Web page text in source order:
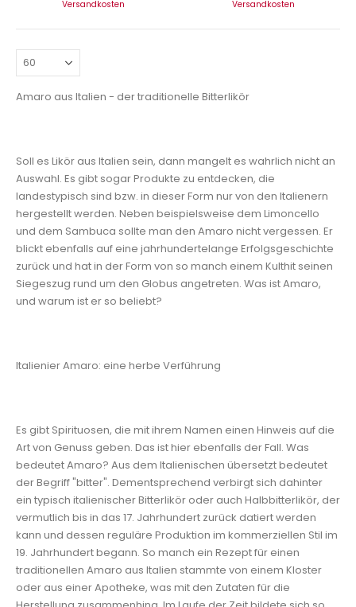
Versandkosten
Versandkosten
Amaro aus Italien - der traditionelle Bitterlikör
Soll es Likör aus Italien sein, dann mangelt es wahrlich nicht an
Auswahl. Es gibt sogar Produkte zu entdecken, die
landestypisch sind bzw. in dieser Form nur von den Italienern
hergestellt werden. Neben beispielsweise dem Limoncello
und dem Sambuca sollte man den Amaro nicht vergessen. Er
blickt ebenfalls auf eine jahrhundertelange Erfolgsgeschichte
zurück und hat in der Form von so manch einem Kulthit seinen
Siegeszug rund um den Globus angetreten. Was ist Amaro,
und warum ist er so beliebt?
Italienier Amaro: eine herbe Verführung
Es gibt Spirituosen, die mit ihrem Namen einen Hinweis auf die
Art von Genuss geben. Das ist hier ebenfalls der Fall. Was
bedeutet Amaro? Aus dem Italienischen übersetzt bedeutet
der Begriff "bitter". Dementsprechend verbirgt sich dahinter
ein typisch italienischer Bitterlikör oder auch Halbbitterlikör, der
vermutlich bis in das 17. Jahrhundert zurück datiert werden
kann und dessen reguläre Produktion im kommerziellen Stil im
19. Jahrhundert begann. So manch ein Rezept für einen
traditionellen Amaro aus Italien stammte von einem Kloster
oder aus einer Apotheke, was mit den Zutaten für die